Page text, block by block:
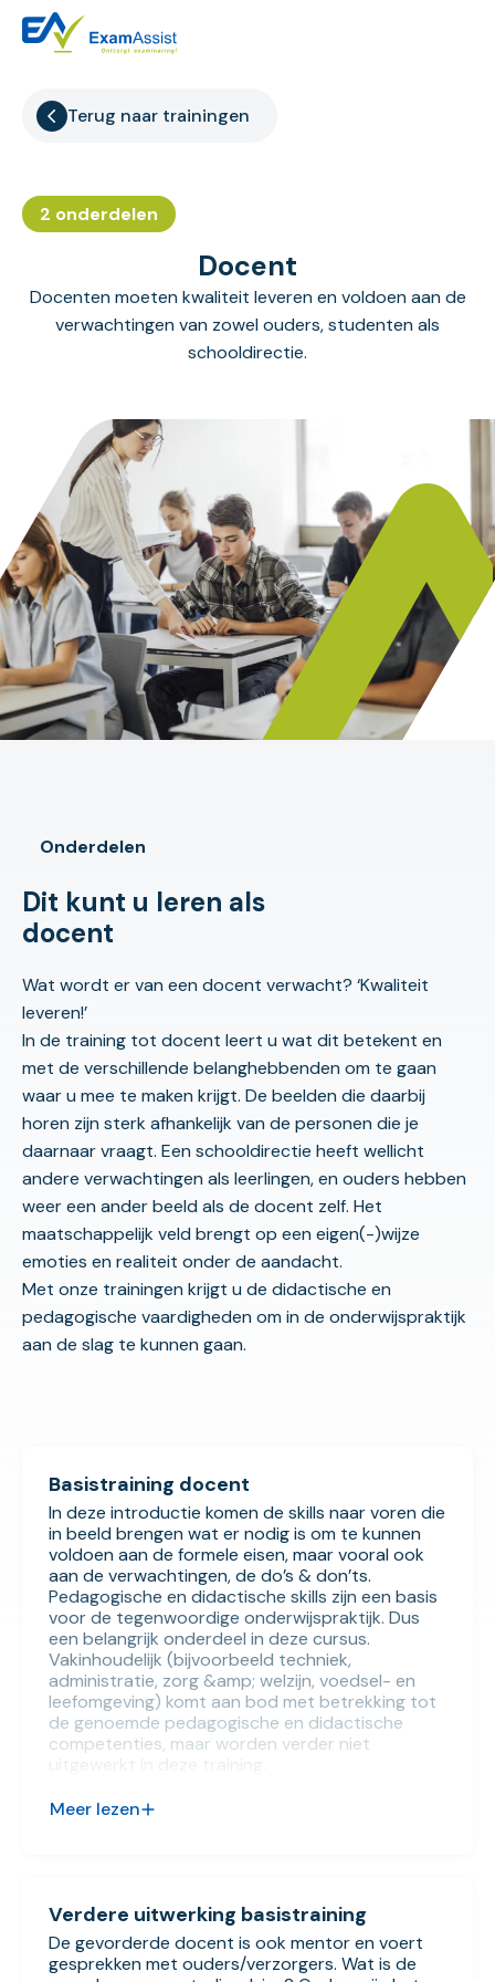
Terug naar trainingen
2 onderdelen
Docent
Docenten moeten kwaliteit leveren en voldoen aan de
verwachtingen van zowel ouders, studenten als
schooldirectie.
Onderdelen
Dit kunt u leren als
docent
Wat wordt er van een docent verwacht? ‘Kwaliteit
leveren!’
In de training tot docent leert u wat dit betekent en
met de verschillende belanghebbenden om te gaan
waar u mee te maken krijgt. De beelden die daarbij
horen zijn sterk afhankelijk van de personen die je
daarnaar vraagt. Een schooldirectie heeft wellicht
andere verwachtingen als leerlingen, en ouders hebben
weer een ander beeld als de docent zelf. Het
maatschappelijk veld brengt op een eigen(-)wijze
emoties en realiteit onder de aandacht.
Met onze trainingen krijgt u de didactische en
pedagogische vaardigheden om in de onderwijspraktijk
aan de slag te kunnen gaan.
Basistraining docent
In deze introductie komen de skills naar voren die
in beeld brengen wat er nodig is om te kunnen
voldoen aan de formele eisen, maar vooral ook
aan de verwachtingen, de do’s & don’ts.
Pedagogische en didactische skills zijn een basis
voor de tegenwoordige onderwijspraktijk. Dus
een belangrijk onderdeel in deze cursus.
Vakinhoudelijk (bijvoorbeeld techniek,
administratie, zorg &amp; welzijn, voedsel- en
leefomgeving) komt aan bod met betrekking tot
de genoemde pedagogische en didactische
competenties, maar worden verder niet
uitgewerkt in deze training.
omgeven is met regels en veiligheden. Wie is
plichten van een docent?
Meer lezen
Verdere uitwerking basistraining
De gevorderde docent is ook mentor en voert
gesprekken met ouders/verzorgers. Wat is de